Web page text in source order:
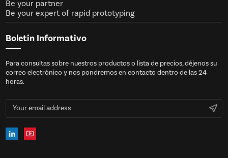
Be your partner
Be your expert of rapid prototyping
Boletin Informativo
Para consultas sobre nuestros productos o lista de precios, déjenos su
correo electrónico y nos pondremos en contacto dentro de las 24
horas.